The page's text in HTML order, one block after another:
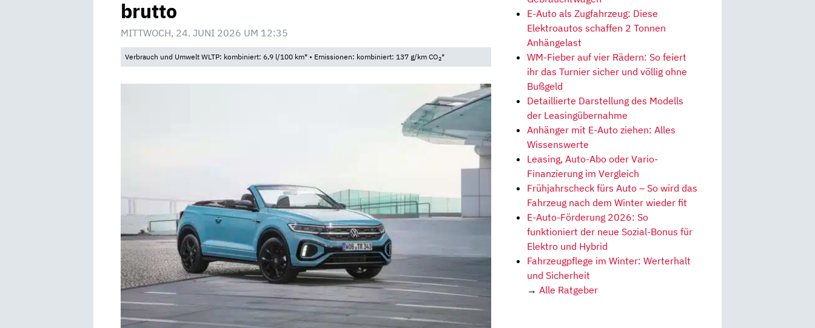
brutto
MITTWOCH, 24. JUNI 2026 UM 12:35
Verbrauch und Umwelt WLTP: kombiniert: 6,9 l/100 km* • Emissionen: kombiniert: 137 g/km CO2*
E-Auto als Zugfahrzeug: Diese
Elektroautos schaffen 2 Tonnen
Anhängelast
WM-Fieber auf vier Rädern: So feiert
ihr das Turnier sicher und völlig ohne
Bußgeld
Detaillierte Darstellung des Modells
der Leasingübernahme
Anhänger mit E-Auto ziehen: Alles
Wissenswerte
Leasing, Auto-Abo oder Vario-
Finanzierung im Vergleich
Frühjahrscheck fürs Auto – So wird das
Fahrzeug nach dem Winter wieder fit
E-Auto-Förderung 2026: So
funktioniert der neue Sozial-Bonus für
Elektro und Hybrid
Fahrzeugpflege im Winter: Werterhalt
und Sicherheit
→ Alle Ratgeber